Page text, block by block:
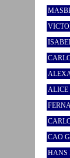
ALICE
CAO
HANS